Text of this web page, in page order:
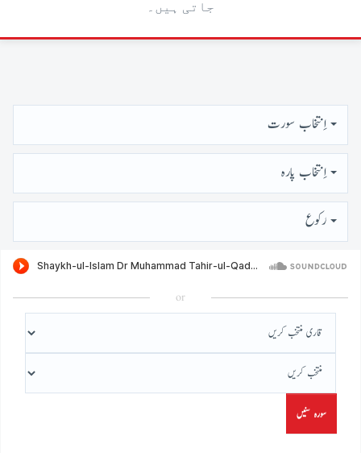
جاتی ہیں۔
اِنتخاب سورت
اِنتخاب پارہ
رُكوع
or
سورہ سنیں